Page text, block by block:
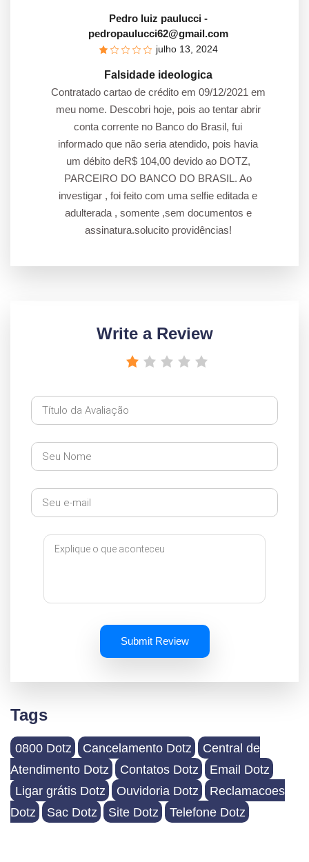
Pedro luiz paulucci -
pedropaulucci62@gmail.com
julho 13, 2024
Falsidade ideologica
Contratado cartao de crédito em 09/12/2021 em
meu nome. Descobri hoje, pois ao tentar abrir
conta corrente no Banco do Brasil, fui
informado que não seria atendido, pois havia
um débito deR$ 104,00 devido ao DOTZ,
PARCEIRO DO BANCO DO BRASIL. Ao
investigar , foi feito com uma selfie editada e
adulterada , somente ,sem documentos e
assinatura.solucito providências!
Write a Review
Submit Review
Tags
0800 Dotz Cancelamento Dotz
Central de
Atendimento Dotz
Contatos Dotz
Email Dotz
Ligar grátis Dotz
Ouvidoria Dotz
Reclamacoes
Dotz
Sac Dotz Site Dotz Telefone Dotz